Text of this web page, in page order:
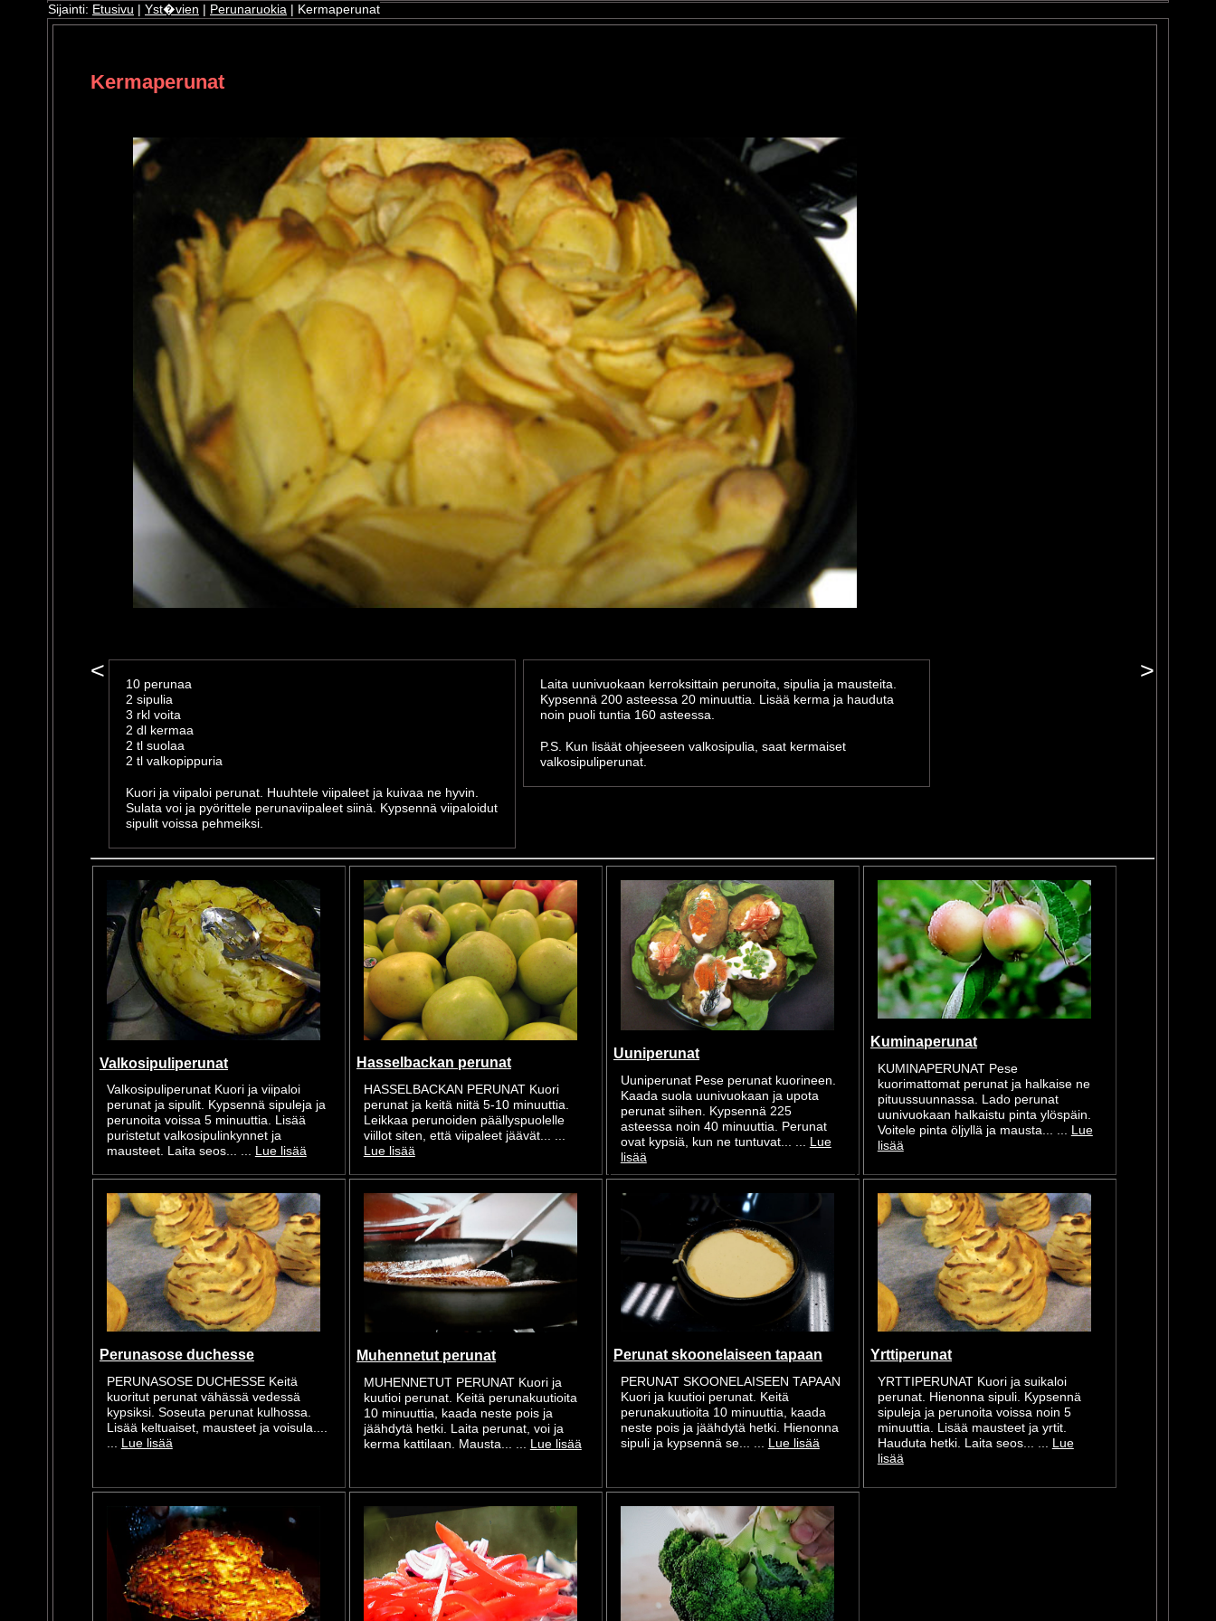
Sijainti: Etusivu Yst�vien Perunaruokia | Kermaperunat
Kermaperunat
< >
10 perunaa
2 sipulia
3 rkl voita
2 dl kermaa
2 tl suolaa
2 tl valkopippuria
Kuori ja viipaloi perunat. Huuhtele viipaleet ja kuivaa ne hyvin.
Sulata voi ja pyörittele perunaviipaleet siinä. Kypsennä viipaloidut
sipulit voissa pehmeiksi.
Laita uunivuokaan kerroksittain perunoita, sipulia ja mausteita.
Kypsennä 200 asteessa 20 minuuttia. Lisää kerma ja hauduta
noin puoli tuntia 160 asteessa.
P.S. Kun lisäät ohjeeseen valkosipulia, saat kermaiset
valkosipuliperunat.
Valkosipuliperunat
Valkosipuliperunat Kuori ja viipaloi
perunat ja sipulit. Kypsennä sipuleja ja
perunoita voissa 5 minuuttia. Lisää
puristetut valkosipulinkynnet ja
mausteet. Laita seos... ... Lue lisää
Hasselbackan perunat
HASSELBACKAN PERUNAT Kuori
perunat ja keitä niitä 5-10 minuuttia.
Leikkaa perunoiden päällyspuolelle
viillot siten, että viipaleet jäävät... ...
Lue lisää
Uuniperunat
Uuniperunat Pese perunat kuorineen.
Kaada suola uunivuokaan ja upota
perunat siihen. Kypsennä 225
asteessa noin 40 minuuttia. Perunat
ovat kypsiä, kun ne tuntuvat... ...
Lue
lisää
Kuminaperunat
KUMINAPERUNAT Pese
kuorimattomat perunat ja halkaise ne
pituussuunnassa. Lado perunat
uunivuokaan halkaistu pinta ylöspäin.
Voitele pinta öljyllä ja mausta... ... Lue
lisää
Perunasose duchesse
PERUNASOSE DUCHESSE Keitä
kuoritut perunat vähässä vedessä
kypsiksi. Soseuta perunat kulhossa.
Lisää keltuaiset, mausteet ja voisula....
Lue lisää
Muhennetut perunat
MUHENNETUT PERUNAT Kuori ja
kuutioi perunat. Keitä perunakuutioita
10 minuuttia, kaada neste pois ja
jäähdytä hetki. Laita perunat, voi ja
kerma kattilaan. Mausta... ... Lue lisää
Perunat skoonelaiseen tapaan
PERUNAT SKOONELAISEEN TAPAAN
Kuori ja kuutioi perunat. Keitä
perunakuutioita 10 minuuttia, kaada
neste pois ja jäähdytä hetki. Hienonna
sipuli ja kypsennä se... ... Lue lisää
Yrttiperunat
YRTTIPERUNAT Kuori ja suikaloi
perunat. Hienonna sipuli. Kypsennä
sipuleja ja perunoita voissa noin 5
minuuttia. Lisää mausteet ja yrtit.
Hauduta hetki. Laita seos... ... Lue
lisää